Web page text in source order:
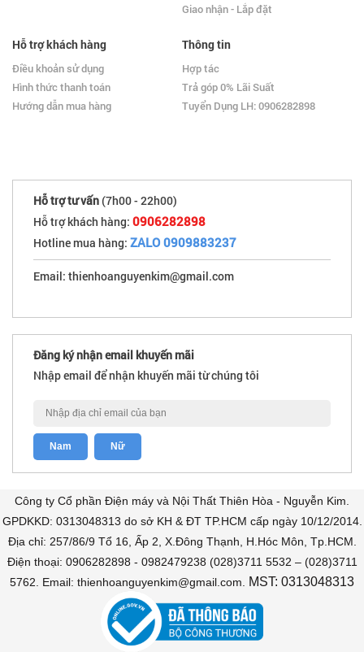
Giao nhận - Lắp đặt
Hỗ trợ khách hàng
Điều khoản sử dụng
Hình thức thanh toán
Hướng dẫn mua hàng
Thông tin
Hợp tác
Trả góp 0% Lãi Suất
Tuyển Dụng LH: 0906282898
Hỗ trợ tư vấn (7h00 - 22h00)
Hỗ trợ khách hàng: 0906282898
Hotline mua hàng: ZALO 0909883237
Email: thienhoanguyenkim@gmail.com
Đăng ký nhận email khuyến mãi
Nhập email để nhận khuyến mãi từ chúng tôi
Công ty Cổ phần Điện máy và Nội Thất Thiên Hòa - Nguyễn Kim.
GPDKKD: 0313048313 do sở KH & ĐT TP.HCM cấp ngày 10/12/2014.
Địa chỉ: 257/86/9 Tổ 16, Ấp 2, X.Đông Thạnh, H.Hóc Môn, Tp.HCM.
Điện thoại: 0906282898 - 0982479238 (028)3711 5532 – (028)3711
5762. Email: thienhoanguyenkim@gmail.com.
MST: 0313048313